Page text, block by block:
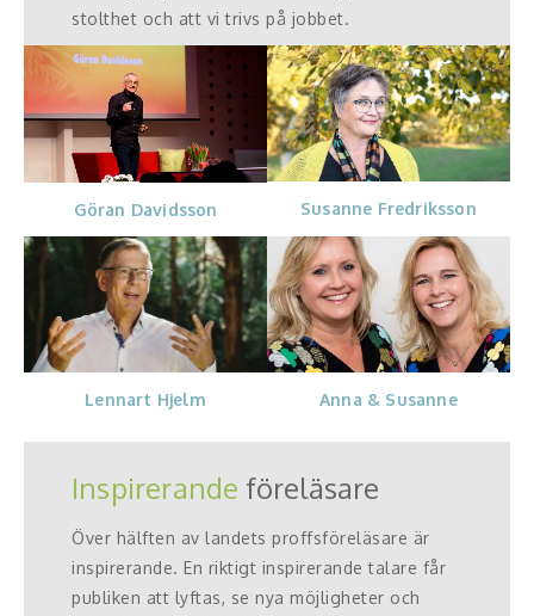
stolthet och att vi trivs på jobbet.
Göran Davidsson Susanne Fredriksson
Lennart Hjelm Anna & Susanne
Inspirerande föreläsare
Över hälften av landets proffsföreläsare är
inspirerande. En riktigt inspirerande talare får
publiken att lyftas, se nya möjligheter och